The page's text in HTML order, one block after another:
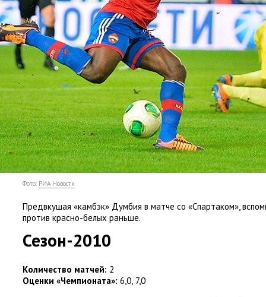
Фото: РИА Новости
Предвкушая «камбэк» Думбия в матче со «Спартаком»,
против красно-белых раньше.
Сезон-2010
Количество матчей: 2
Оценки «Чемпионата»: 6,0, 7,0